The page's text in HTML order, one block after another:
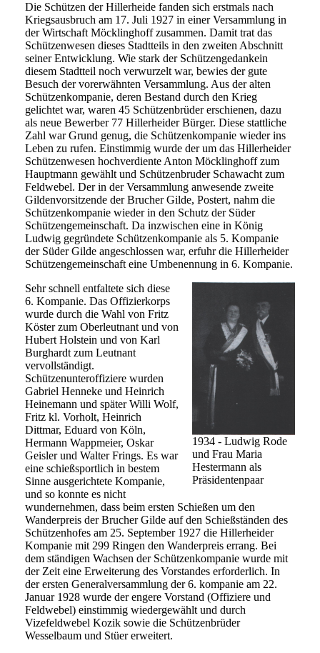
Die Schützen der Hillerheide fanden sich erstmals nach
Kriegsausbruch am 17. Juli 1927 in einer Versammlung in
der Wirtschaft Möcklinghoff zusammen. Damit trat das
Schützenwesen dieses Stadtteils in den zweiten Abschnitt
seiner Entwicklung. Wie stark der Schützengedankein
diesem Stadtteil noch verwurzelt war, bewies der gute
Besuch der vorerwähnten Versammlung. Aus der alten
Schützenkompanie, deren Bestand durch den Krieg
gelichtet war, waren 45 Schützenbrüder erschienen, dazu
als neue Bewerber 77 Hillerheider Bürger. Diese stattliche
Zahl war Grund genug, die Schützenkompanie wieder ins
Leben zu rufen. Einstimmig wurde der um das Hillerheider
Schützenwesen hochverdiente Anton Möcklinghoff zum
Hauptmann gewählt und Schützenbruder Schawacht zum
Feldwebel. Der in der Versammlung anwesende zweite
Gildenvorsitzende der Brucher Gilde, Postert, nahm die
Schützenkompanie wieder in den Schutz der Süder
Schützengemeinschaft. Da inzwischen eine in König
Ludwig gegründete Schützenkompanie als 5. Kompanie
der Süder Gilde angeschlossen war, erfuhr die Hillerheider
Schützengemeinschaft eine Umbenennung in 6. Kompanie.
1934 - Ludwig Rode
und Frau Maria
Hestermann als
Präsidentenpaar
Sehr schnell entfaltete sich diese
6. Kompanie. Das Offizierkorps
wurde durch die Wahl von Fritz
Köster zum Oberleutnant und von
Hubert Holstein und von Karl
Burghardt zum Leutnant
vervollständigt.
Schützenunteroffiziere wurden
Gabriel Henneke und Heinrich
Heinemann und später Willi Wolf,
Fritz kl. Vorholt, Heinrich
Dittmar, Eduard von Köln,
Hermann Wappmeier, Oskar
Geisler und Walter Frings. Es war
eine schießsportlich in bestem
Sinne ausgerichtete Kompanie,
und so konnte es nicht
wundernehmen, dass beim ersten Schießen um den
Wanderpreis der Brucher Gilde auf den Schießständen des
Schützenhofes am 25. September 1927 die Hillerheider
Kompanie mit 299 Ringen den Wanderpreis errang. Bei
dem ständigen Wachsen der Schützenkompanie wurde mit
der Zeit eine Erweiterung des Vorstandes erforderlich. In
der ersten Generalversammlung der 6. kompanie am 22.
Januar 1928 wurde der engere Vorstand (Offiziere und
Feldwebel) einstimmig wiedergewählt und durch
Vizefeldwebel Kozik sowie die Schützenbrüder
Wesselbaum und Stüer erweitert.